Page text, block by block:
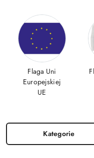
Flaga Uni
Europejskiej
UE
Kategorie